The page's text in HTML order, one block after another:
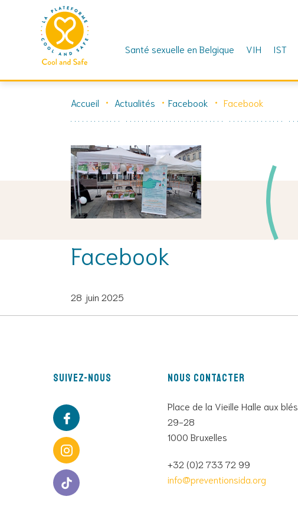
Skip
Santé sexuelle en Belgique VIH IST
Accueil Actualités Facebook Facebook
Facebook
28 juin 2025
Suivez-nous Nous contacter
Place de la Vieille Halle aux blés
29-28
1000 Bruxelles
+32 (0)2 733 72 99
info@preventionsida.org